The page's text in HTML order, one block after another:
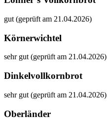
gut (geprüft am 21.04.2026)
Körnerwichtel
sehr gut (geprüft am 21.04.2026)
Dinkelvollkornbrot
sehr gut (geprüft am 21.04.2026)
Oberländer